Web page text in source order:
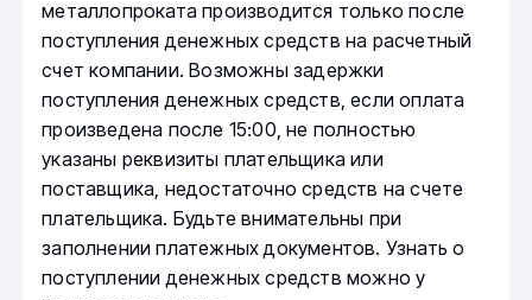
металлопроката производится только после
поступления денежных средств на расчетный
счет компании. Возможны задержки
поступления денежных средств, если оплата
произведена после 15:00, не полностью
указаны реквизиты плательщика или
поставщика, недостаточно средств на счете
плательщика. Будьте внимательны при
заполнении платежных документов. Узнать о
поступлении денежных средств можно у